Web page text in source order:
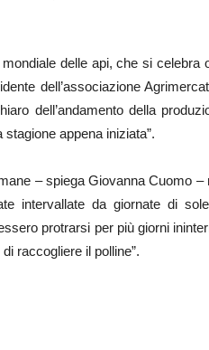
delle api, che si celebra
dell’associazione
dell’andamento della
appena iniziata”.
– spiega Giovanna Cuomo
intervallate da giornate di
protrarsi per più giorni
raccogliere il polline”.